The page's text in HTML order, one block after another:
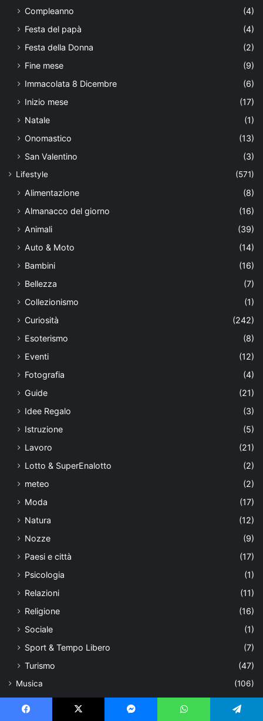
Compleanno
(4)
Festa del papà
(4)
Festa della Donna
(2)
Fine mese
(9)
Immacolata 8 Dicembre
(6)
Inizio mese
(17)
Natale
(1)
Onomastico
(13)
San Valentino
(3)
Lifestyle (571)
Alimentazione
(8)
Almanacco del giorno
(16)
Animali
(39)
Auto & Moto
(14)
Bambini
(16)
Bellezza
(7)
Collezionismo
(1)
Curiosità
(242)
Esoterismo
(8)
Eventi
(12)
Fotografia
(4)
Guide
(21)
Idee Regalo
(3)
Istruzione
(5)
Lavoro
(21)
Lotto & SuperEnalotto
(2)
meteo
(2)
Moda
(17)
Natura
(12)
Nozze
(9)
Paesi e città
(17)
Psicologia
(1)
Relazioni
(11)
Religione
(16)
Sociale
(1)
Sport & Tempo Libero
(7)
Turismo
(47)
Musica (106)